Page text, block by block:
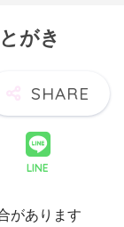
がき
LINE
があります